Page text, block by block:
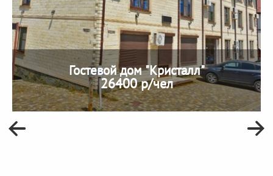
Гостевой дом "Кристалл"
26400 р/чел